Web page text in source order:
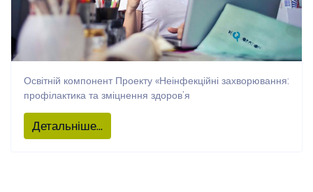
Освітній компонент Проекту «Неінфекційні захворювання:
профілактика та зміцнення здоров’я
Детальніше...